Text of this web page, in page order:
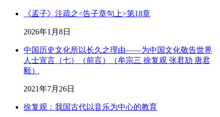
《孟子》注疏之<告子章句上>第18章
2026年1月8日
中国历史文化所以长久之理由——为中国文化敬告世界
人士宣言（七）（前言）（牟宗三 徐复观 张君劢 唐君
毅）
2021年7月26日
徐复观：我国古代以音乐为中心的教育